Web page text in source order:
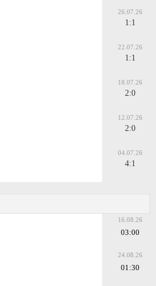
26.07.26
1:1
22.07.26
1:1
18.07.26
2:0
12.07.26
2:0
04.07.26
4:1
16.08.26
03:00
24.08.26
01:30